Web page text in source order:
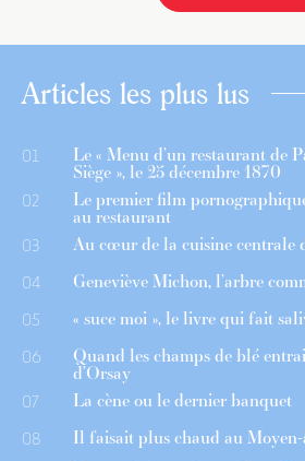
Articles les plus lus
01 Le « Menu d’un restaurant de
Siège », le 25 décembre 1870
02 Le premier film
au restaurant
03 Au cœur de la cuisine centrale
04 Geneviève Michon, l’arbre
05 « suce moi », le livre qui fait
06 Quand les champs de blé
d’Orsay
07 La cène ou le dernier banquet
08 Il faisait plus chaud au Moyen-